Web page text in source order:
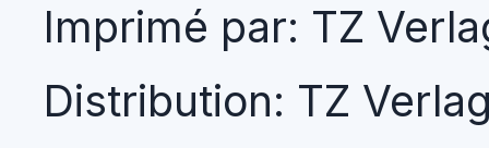
Imprimé par: TZ
Distribution: TZ